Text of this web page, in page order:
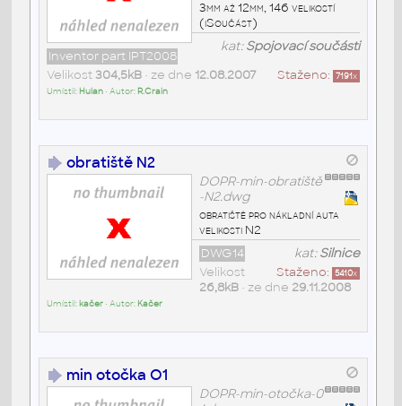
3mm až 12mm, 146 velikostí
(iSoučást)
kat:Spojovací součásti
Inventor part IPT2008
Staženo: 7191x
Velikost304,5kB• ze dne 12.08.2007
Umístil: Hulan• Autor: R.Crain
obratiště N2
DOPR-min-obratiště
-N2.dwg
obratiště pro nákladní auta
velikosti N2
kat:Silnice
DWG14
Staženo: 5410x
Velikost
26,8kB• ze dne 29.11.2008
Umístil: kačer• Autor: Kačer
min otočka O1
DOPR-min-otočka-0